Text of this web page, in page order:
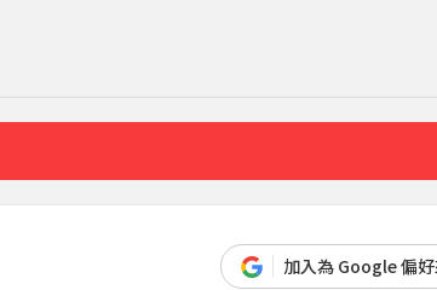
17分鐘前
加入為 Google 偏